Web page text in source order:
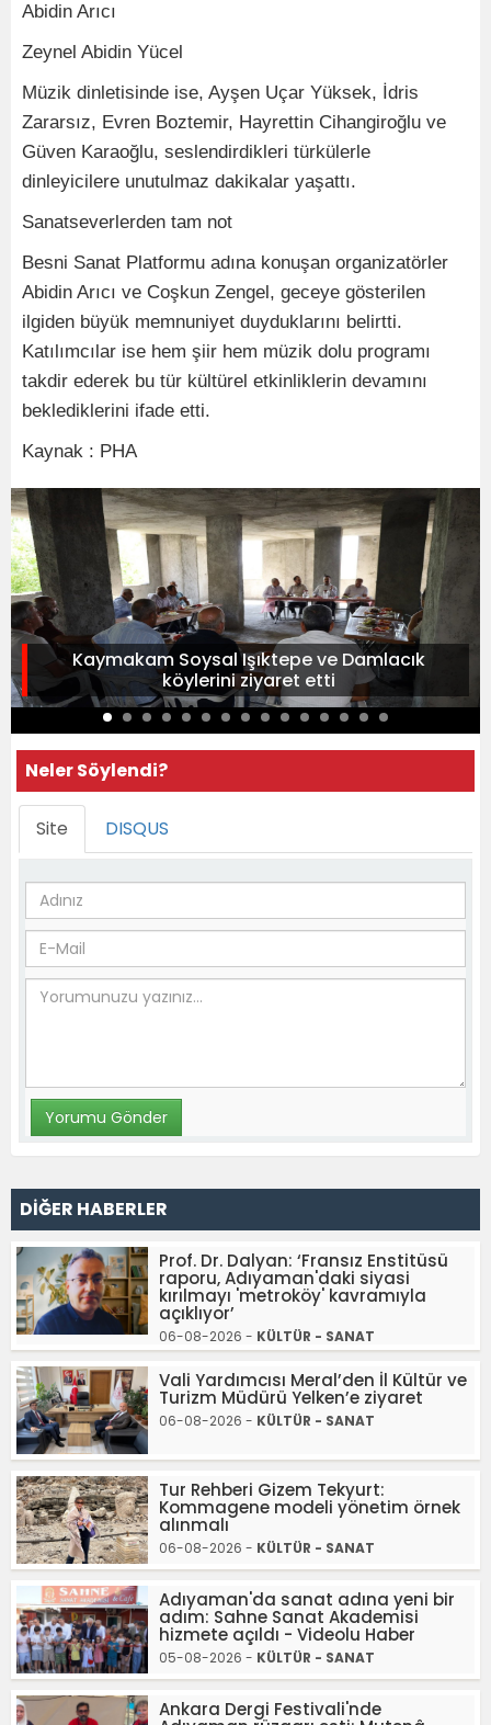
Abidin Arıcı
Zeynel Abidin Yücel
Müzik dinletisinde ise, Ayşen Uçar Yüksek, İdris
Zararsız, Evren Boztemir, Hayrettin Cihangiroğlu ve
Güven Karaoğlu, seslendirdikleri türkülerle
dinleyicilere unutulmaz dakikalar yaşattı.
Sanatseverlerden tam not
Besni Sanat Platformu adına konuşan organizatörler
Abidin Arıcı ve Coşkun Zengel, geceye gösterilen
ilgiden büyük memnuniyet duyduklarını belirtti.
Katılımcılar ise hem şiir hem müzik dolu programı
takdir ederek bu tür kültürel etkinliklerin devamını
beklediklerini ifade etti.
Kaynak : PHA
Kaymakam Soysal Işıktepe ve Damlacık
köylerini ziyaret etti
Neler Söylendi?
Site DISQUS
DİĞER HABERLER
Prof. Dr. Dalyan: ‘Fransız Enstitüsü
raporu, Adıyaman'daki siyasi
kırılmayı 'metroköy' kavramıyla
açıklıyor’
06-08-2026 - KÜLTÜR - SANAT
Vali Yardımcısı Meral’den İl Kültür ve
Turizm Müdürü Yelken’e ziyaret
06-08-2026 - KÜLTÜR - SANAT
Tur Rehberi Gizem Tekyurt:
Kommagene modeli yönetim örnek
alınmalı
06-08-2026 - KÜLTÜR - SANAT
Adıyaman'da sanat adına yeni bir
adım: Sahne Sanat Akademisi
hizmete açıldı - Videolu Haber
05-08-2026 - KÜLTÜR - SANAT
Ankara Dergi Festivali'nde